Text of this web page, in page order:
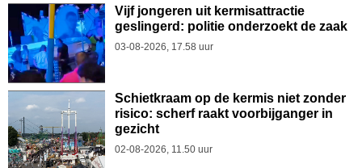
Vijf jongeren uit kermisattractie
geslingerd: politie onderzoekt de zaak
03-08-2026, 17.58 uur
Schietkraam op de kermis niet zonder
risico: scherf raakt voorbijganger in
gezicht
02-08-2026, 11.50 uur